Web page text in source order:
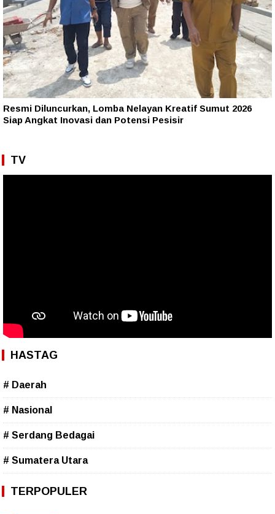
Resmi Diluncurkan, Lomba Nelayan Kreatif Sumut 2026
Siap Angkat Inovasi dan Potensi Pesisir
TV
HASTAG
# Daerah
# Nasional
# Serdang Bedagai
# Sumatera Utara
TERPOPULER